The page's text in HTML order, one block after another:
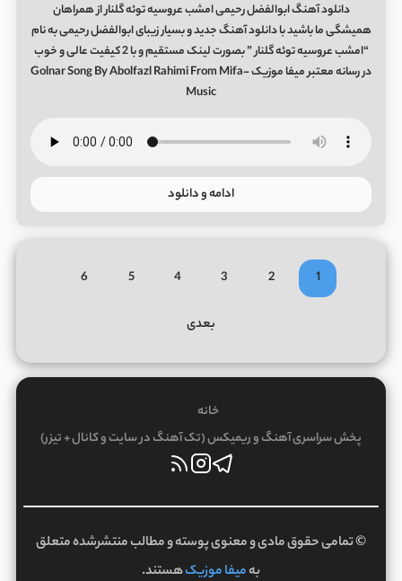
دانلود آهنگ ابوالفضل رحیمی امشب عروسیه توئه گلنار از همراهان
همیشگی ما باشید با دانلود آهنگ جدید و بسیار زیبای ابوالفضل رحیمی به نام
“امشب عروسیه توئه گلنار ” بصورت لینک مستقیم و با 2 کیفیت عالی و خوب
در رسانه معتبر میفا موزیک Golnar Song By Abolfazl Rahimi From Mifa-
Music
ادامه و دانلود
1
2
3
4
5
6
بعدی
خانه
پخش سراسری آهنگ و ریمیکس (تک آهنگ در سایت و کانال + تیزر)
© تمامی حقوق مادی و معنوی پوسته و مطالب منتشرشده متعلق
بهمیفا موزیکهستند.